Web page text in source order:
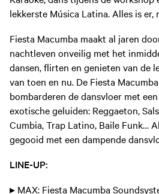
lekkerste Música Latina. Alles is er,
Fiesta Macumba maakt al jaren
nachtleven onveilig met het
dansen, flirten en genieten van de
van toen en nu. De Fiesta
bombarderen de dansvloer met
exotische geluiden: Reggaeton,
Cumbia, Trap Latino, Baile Funk…
gegooid met een dampende
LINE-UP:
▸ MAX: Fiesta Macumba